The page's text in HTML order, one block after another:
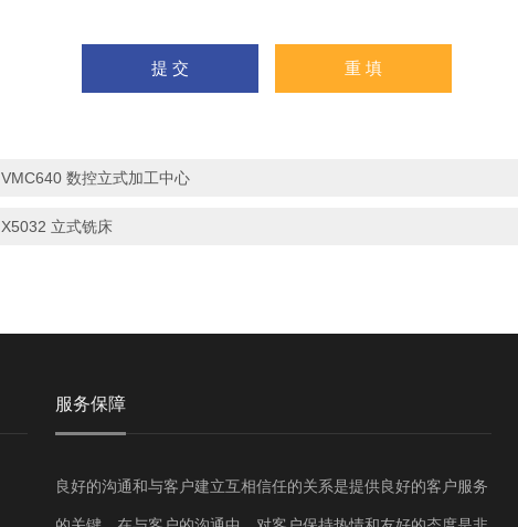
VMC640 数控立式加工中心
X5032 立式铣床
服务保障
良好的沟通和与客户建立互相信任的关系是提供良好的客户服务